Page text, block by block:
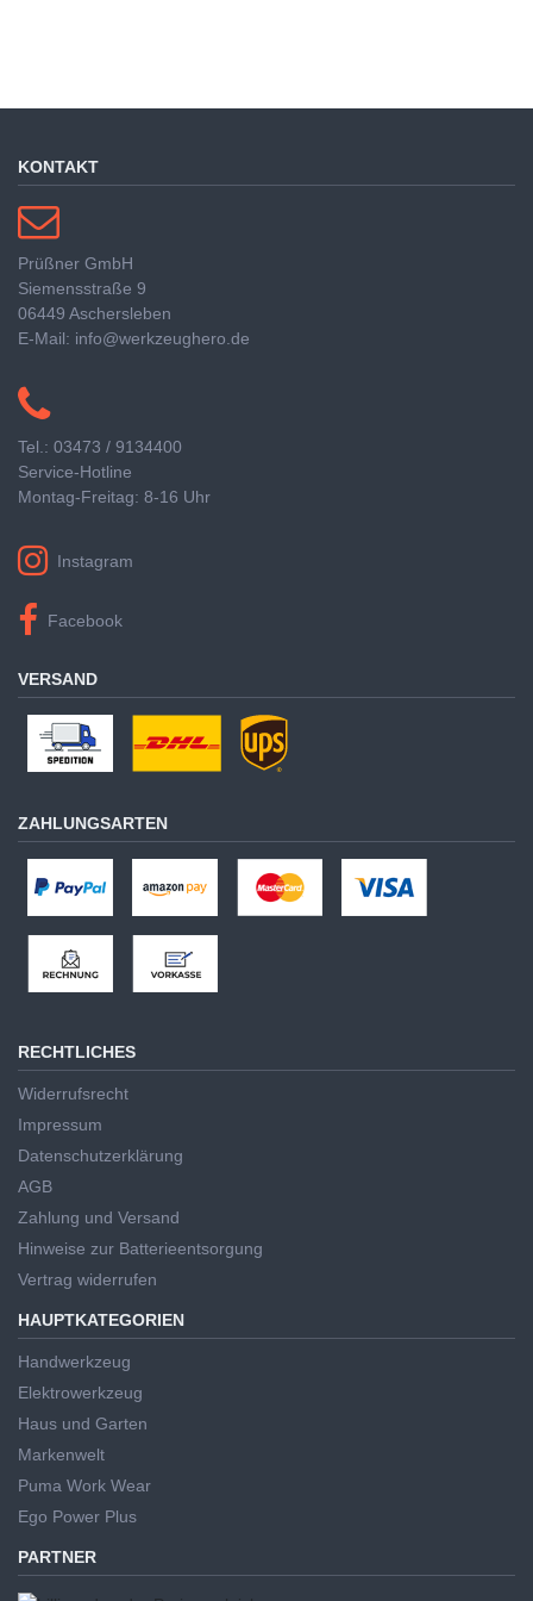
KONTAKT
Prüßner GmbH
Siemensstraße 9
06449 Aschersleben
E-Mail: info@werkzeughero.de
Tel.: 03473 / 9134400
Service-Hotline
Montag-Freitag: 8-16 Uhr
Instagram
Facebook
VERSAND
ZAHLUNGSARTEN
RECHTLICHES
Widerrufsrecht
Impressum
Datenschutzerklärung
AGB
Zahlung und Versand
Hinweise zur Batterieentsorgung
Vertrag widerrufen
HAUPTKATEGORIEN
Handwerkzeug
Elektrowerkzeug
Haus und Garten
Markenwelt
Puma Work Wear
Ego Power Plus
PARTNER